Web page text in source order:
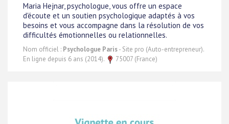
Maria Hejnar, psychologue, vous offre un espace
d'écoute et un soutien psychologique adaptés à vos
besoins et vous accompagne dans la résolution de vos
difficultés émotionnelles ou relationnelles.
Nom officiel : Psychologue Paris- Site pro (Auto-entrepreneur).
En ligne depuis 6 ans (2014).
75007 (France)